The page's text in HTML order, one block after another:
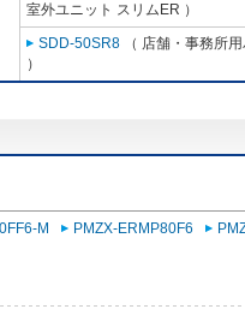
室外ユニット スリムER ）
SDD-50SR8 （ 店舗・事務所
）
M PMZX-ERMP80F6